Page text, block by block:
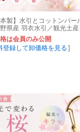
本製】水引とコットンパー
県産 羽衣水引／観光土
Gift
は会員のみ公開
登録して卸価格を見る ]